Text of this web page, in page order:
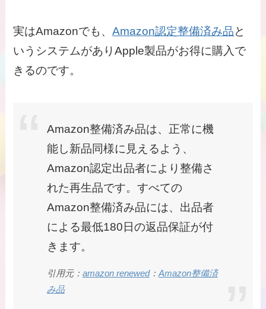
実はAmazonでも、Amazon認定整備済み品と
いうシステムがありApple製品がお得に購入で
きるのです。
Amazon整備済み品は、正常に機
能し新品同様に見えるよう、
Amazon認定出品者により整備さ
れた再生品です。すべての
Amazon整備済み品には、出品者
による最低180日の返品保証が付
きます。
引用元： amazon renewed： Amazon整備済
み品